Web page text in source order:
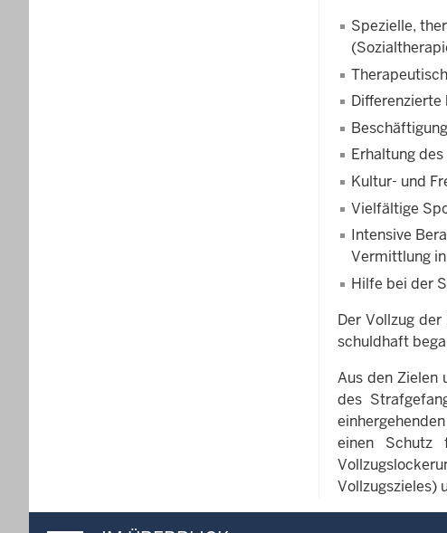
Spezielle,
Erhaltung
Kultur- und
Vielfältige
Intensive
Vermittlung
Hilfe bei der
Der Vollzug
schuldhaft
Aus den Zielen
des
einen Schutz
Vollzugszieles)